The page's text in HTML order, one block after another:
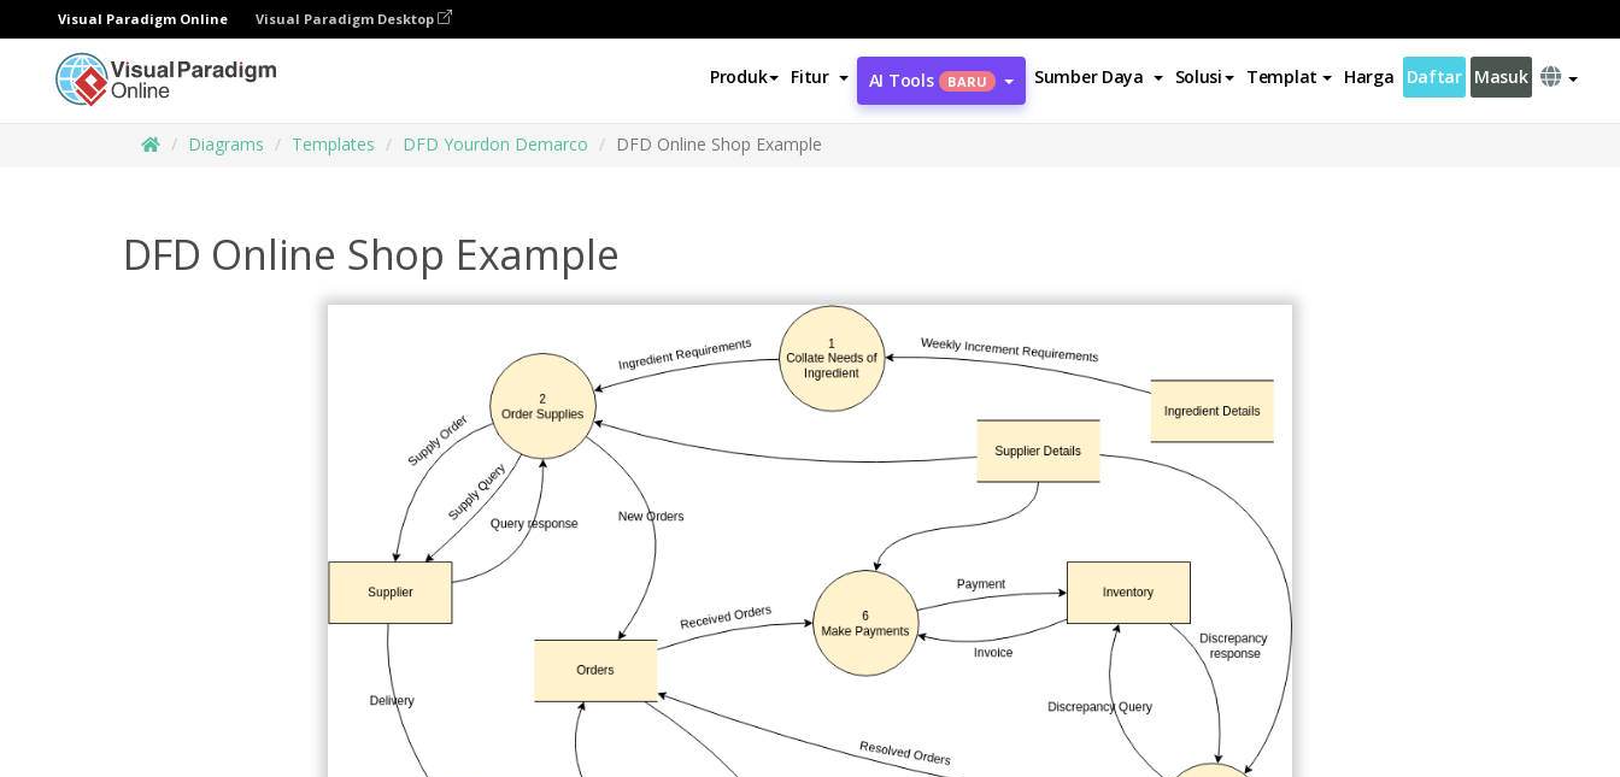
Visual Paradigm Online Visual Paradigm Desktop
Produk Fitur AI Tools BARU Sumber Daya Solusi Templat Harga Daftar Masuk
Diagrams Templates DFD Yourdon Demarco DFD Online Shop Example
DFD Online Shop Example